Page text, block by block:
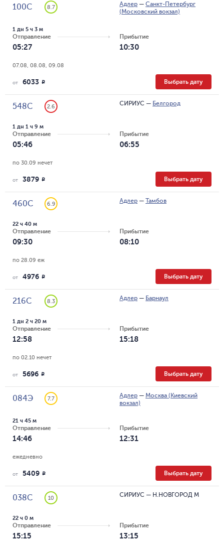
100С 8.7 Адлер — Санкт-Петербург
(Московский вокзал)
Отправление
05:27
1 дн 5 ч 3 м
Прибытие
10:30
07.08, 08.08, 09.08
от 6033 R Выбрать дату
548С 2.6 СИРИУС — Белгород
Отправление
05:46
1 дн 1 ч 9 м
Прибытие
06:55
по 30.09 нечет
от 3879 R Выбрать дату
460С 6.9 Адлер — Тамбов
Отправление
09:30
22 ч 40 м
Прибытие
08:10
по 28.09 еж
от 4976 R Выбрать дату
216С 8.3 Адлер — Барнаул
Отправление
12:58
1 дн 2 ч 20 м
Прибытие
15:18
по 02.10 нечет
от 5696 R Выбрать дату
084Э 7.7 Адлер — Москва (Киевский
вокзал)
Отправление
14:46
21 ч 45 м
Прибытие
12:31
ежедневно
от 5409 R Выбрать дату
038С 10 СИРИУС — Н.НОВГОРОД М
Отправление
15:15
22 ч 0 м
Прибытие
13:15